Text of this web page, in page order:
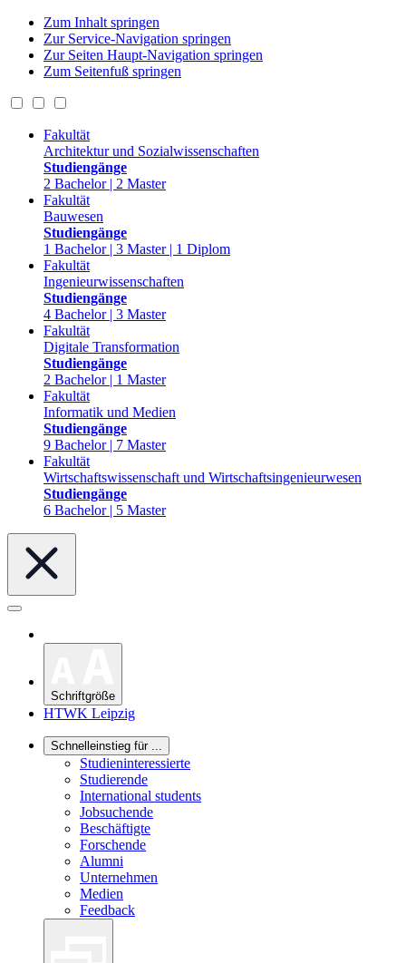
Zum Inhalt springen
Zur Service-Navigation springen
Zur Seiten Haupt-Navigation springen
Zum Seitenfuß springen
Fakultät
Architektur und Sozialwissenschaften
Studiengänge
2 Bachelor | 2 Master
Fakultät
Bauwesen
Studiengänge
1 Bachelor | 3 Master | 1 Diplom
Fakultät
Ingenieurwissenschaften
Studiengänge
4 Bachelor | 3 Master
Fakultät
Digitale Transformation
Studiengänge
2 Bachelor | 1 Master
Fakultät
Informatik und Medien
Studiengänge
9 Bachelor | 7 Master
Fakultät
Wirtschaftswissenschaft und Wirtschaftsingenieurwesen
Studiengänge
6 Bachelor | 5 Master
Schriftgröße
HTWK Leipzig
Schnelleinstieg für ...
Studieninteressierte
Studierende
International students
Jobsuchende
Beschäftigte
Forschende
Alumni
Unternehmen
Medien
Feedback